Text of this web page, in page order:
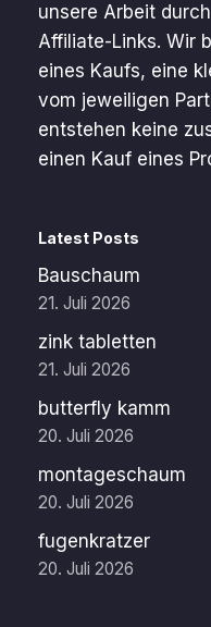
unsere Arbeit
Affiliate-Links. Wir
eines Kaufs, eine
vom jeweiligen
entstehen keine
einen Kauf eines
Latest Posts
Bauschaum
21. Juli 2026
zink tabletten
21. Juli 2026
butterfly kamm
20. Juli 2026
montageschaum
20. Juli 2026
fugenkratzer
20. Juli 2026